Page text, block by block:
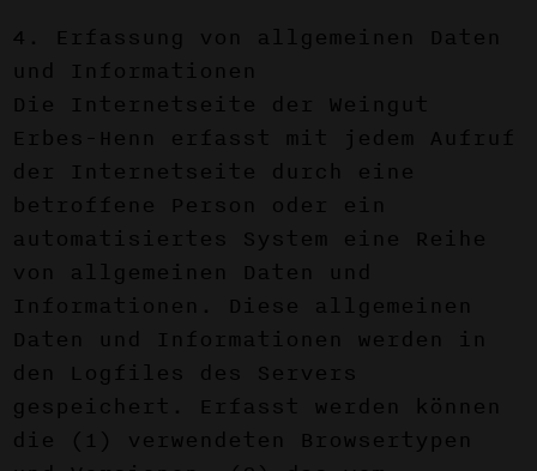
4. Erfassung von allgemeinen Daten
und Informationen
Die Internetseite der Weingut
Erbes-Henn erfasst mit jedem Aufruf
der Internetseite durch eine
betroffene Person oder ein
automatisiertes System eine Reihe
von allgemeinen Daten und
Informationen. Diese allgemeinen
Daten und Informationen werden in
den Logfiles des Servers
gespeichert. Erfasst werden können
die (1) verwendeten Browsertypen